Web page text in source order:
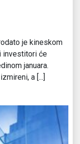
je kineskom
investitori će
januara.
a [...]